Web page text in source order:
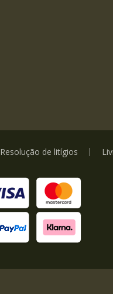
Resolução de litígios